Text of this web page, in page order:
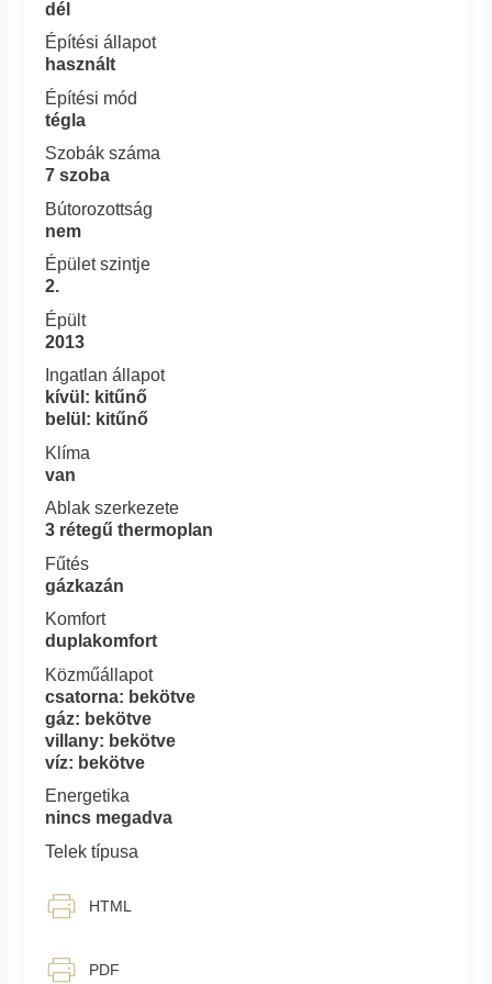
dél
Építési állapot
használt
Építési mód
tégla
Szobák száma
7 szoba
Bútorozottság
nem
Épület szintje
2.
Épült
2013
Ingatlan állapot
kívül: kitűnő
belül: kitűnő
Klíma
van
Ablak szerkezete
3 rétegű thermoplan
Fűtés
gázkazán
Komfort
duplakomfort
Közműállapot
csatorna: bekötve
gáz: bekötve
villany: bekötve
víz: bekötve
Energetika
nincs megadva
Telek típusa
HTML
PDF